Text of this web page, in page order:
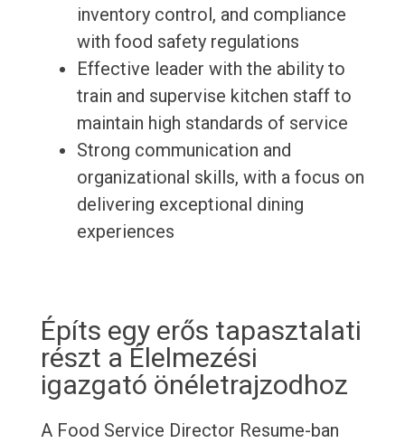
inventory control, and compliance
with food safety regulations
Effective leader with the ability to
train and supervise kitchen staff to
maintain high standards of service
Strong communication and
organizational skills, with a focus on
delivering exceptional dining
experiences
Építs egy erős tapasztalati
részt a Élelmezési
igazgató önéletrajzodhoz
A Food Service Director Resume-ban